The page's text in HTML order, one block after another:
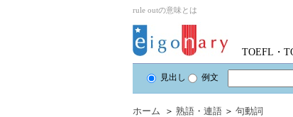
rule outの意味とは
TOEFL・
見出し 例文
ホーム ＞ 熟語・連語 ＞ 句動詞